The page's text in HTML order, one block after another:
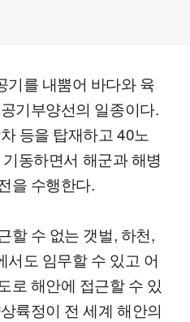
기를 내뿜어 바다와 육
기부양선의 일종이다.
등을 탑재하고 40노
동하면서 해군과 해병
을 수행한다.
할 수 없는 갯벌, 하천,
서도 임무할 수 있고 어
로 해안에 접근할 수 있
륙정이 전 세계 해안의